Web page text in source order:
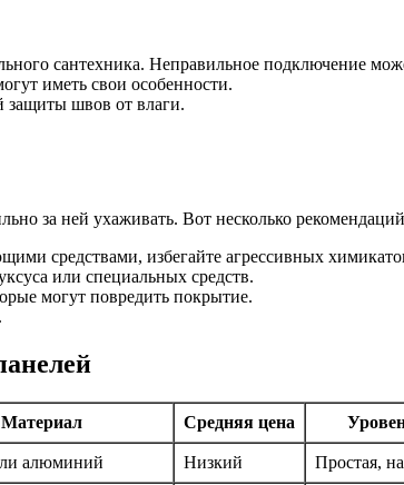
сантехника. Неправильное подключение
иметь свои особенности.
защиты швов от влаги.
за ней ухаживать. Вот несколько
средствами, избегайте агрессивных
или специальных средств.
могут повредить покрытие.
Материал Средняя цена
алюминий Низкий Простая,